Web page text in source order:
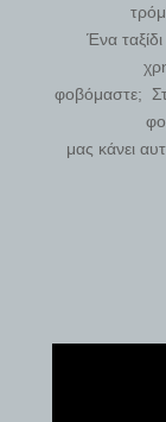
Ένα
φοβόμαστε;
μας κάνει